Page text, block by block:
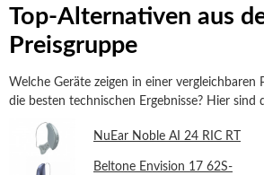
Top-Alternativen aus
Preisgruppe
Welche Geräte zeigen in einer vergleichbaren
die besten technischen Ergebnisse? Hier sind
NuEar Noble AI 24 RIC RT
Beltone Envision 17 62S-